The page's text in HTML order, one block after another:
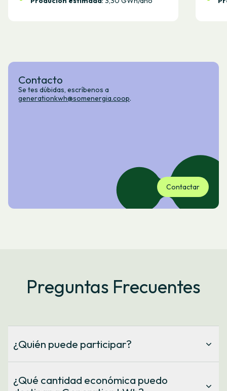
Contacto
Se tes dúbidas, escríbenos a
generationkwh@somenergia.coop.
Contactar
Preguntas Frecuentes
¿Quién puede participar?
y entidades socias de Som Energia que tengan al menos
un contrato en vigor. Si todavía no eres miembro,
¿Qué cantidad económica puedo